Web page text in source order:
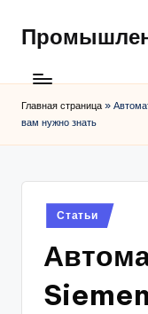
Главная страница »
вам нужно знать
Posted
in
Статьи